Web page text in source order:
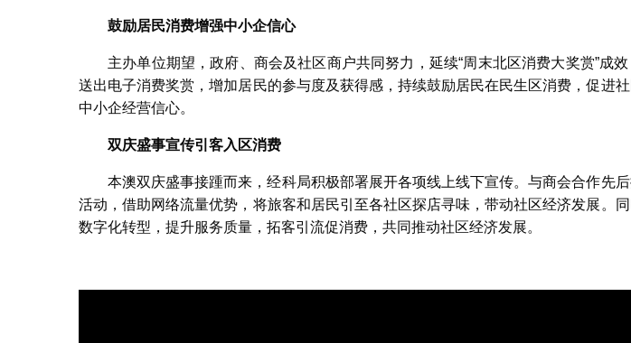
鼓励居民消费增强中小企信心
主办单位期望，政府、商会及社区商户共同努力，延续“周末北区消费大奖赏”成
送出电子消费奖赏，增加居民的参与度及获得感，持续鼓励居民在民生区消费，促进
中小企经营信心。
双庆盛事宣传引客入区消费
本澳双庆盛事接踵而来，经科局积极部署展开各项线上线下宣传。与商会合作先
活动，借助网络流量优势，将旅客和居民引至各社区探店寻味，带动社区经济发展。
数字化转型，提升服务质量，拓客引流促消费，共同推动社区经济发展。